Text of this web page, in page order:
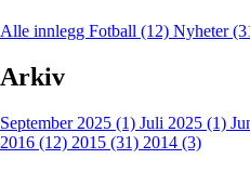
Alle innlegg Fotball (12) Nyheter
Arkiv
September 2025 (1) Juli 2025 (1)
2016 (12) 2015 (31) 2014 (3)